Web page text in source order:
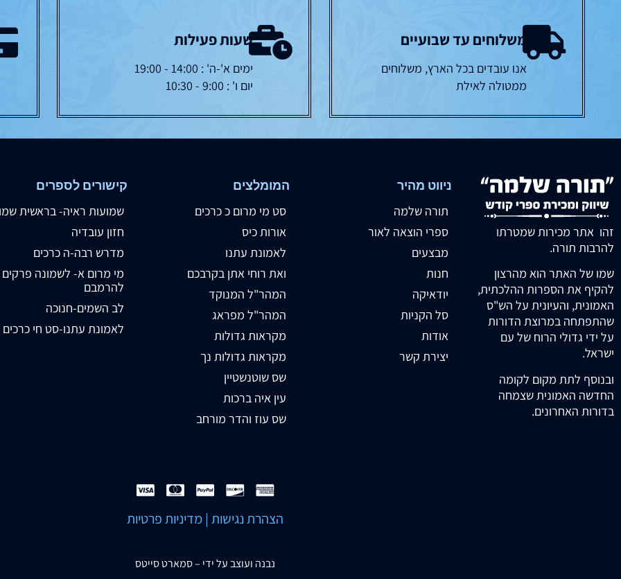
משלוחים עד שבועיים
אנו עובדים בכל הארץ, משלוחים
ממטולה לאילת
שעות פעילות
ימים א'-ה' : 14:00 - 19:00
יום ו' : 9:00 - 10:30
זהו אתר מכירות שמטרתו
להרבות תורה.
שמו של האתר הוא מהרצון
להקיף את הספרות ההלכתית,
האמונית, והעיונית על הש"ס
שהתפתחה במרוצת הדורות
על ידי גדולי הרוח של עם
ישראל.
ובנוסף לתת מקום לקומה
החדשה האמונית שצמחה
בדורות האחרונים.
ניווט מהיר
תורה שלמה
ספרי הוצאה לאור
מבצעים
חנות
יודאיקה
סל הקניות
אודות
יצירת קשר
המומלצים
סט מי מרום כ כרכים
אורות כיס
לאמונת עתנו
ואת רוחי אתן בקרבכם
המהר"ל המנוקד
המהר"ל מפראג
מקראות גדולות
מקראות גדולות נך
שס שוטנשטיין
עין איה ברכות
שס עוז והדר מורחב
קישורים לספרים
שמועות ראיה- בראשית
חזון עובדיה
מדרש רבה-ה כרכים
מי מרום א- לשמונה פרקים
להרמבם
לב השמים-חנוכה
לאמונת עתנו-סט חי כרכים
הצהרת נגישות | מדיניות פרטיות
נבנה ועוצב על ידי –סמארט סייטס